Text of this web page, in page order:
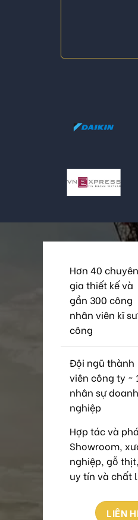
Hơn 40 chuyên
gia thiết kế và
gần 300 công
nhân viên kĩ
công
Đội ngũ thành
viên công ty ~
nhân sự doanh
nghiệp
Hợp tác và
Showroom,
nghiệp, gỗ
uy tín và chất
LIÊN